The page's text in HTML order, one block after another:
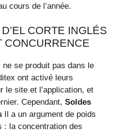
cours de l’année.
CORTE INGLÉS
CONCURRENCE
ne se produit pas dans le
ont activé leurs
le site et l’application, et
Cependant, Soldes
Il a un argument de poids
: la concentration des